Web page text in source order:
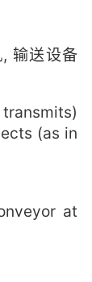
输送设备
(as in
at